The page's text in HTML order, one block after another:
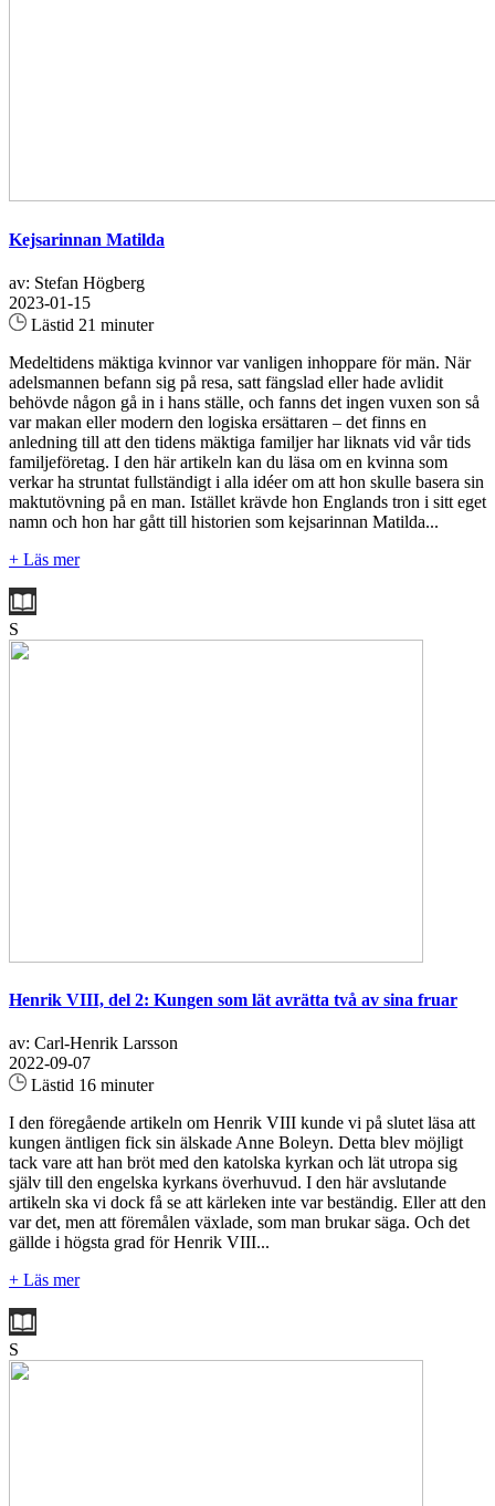
Kejsarinnan Matilda
av: Stefan Högberg
2023-01-15
Lästid 21 minuter
Medeltidens mäktiga kvinnor var vanligen inhoppare för män. När
adelsmannen befann sig på resa, satt fängslad eller hade avlidit
behövde någon gå in i hans ställe, och fanns det ingen vuxen son så
var makan eller modern den logiska ersättaren – det finns en
anledning till att den tidens mäktiga familjer har liknats vid vår tids
familjeföretag. I den här artikeln kan du läsa om en kvinna som
verkar ha struntat fullständigt i alla idéer om att hon skulle basera sin
maktutövning på en man. Istället krävde hon Englands tron i sitt eget
namn och hon har gått till historien som kejsarinnan Matilda...
+ Läs mer
S
Henrik VIII, del 2: Kungen som lät avrätta två av sina fruar
av: Carl-Henrik Larsson
2022-09-07
Lästid 16 minuter
I den föregående artikeln om Henrik VIII kunde vi på slutet läsa att
kungen äntligen fick sin älskade Anne Boleyn. Detta blev möjligt
tack vare att han bröt med den katolska kyrkan och lät utropa sig
själv till den engelska kyrkans överhuvud. I den här avslutande
artikeln ska vi dock få se att kärleken inte var beständig. Eller att den
var det, men att föremålen växlade, som man brukar säga. Och det
gällde i högsta grad för Henrik VIII...
+ Läs mer
S